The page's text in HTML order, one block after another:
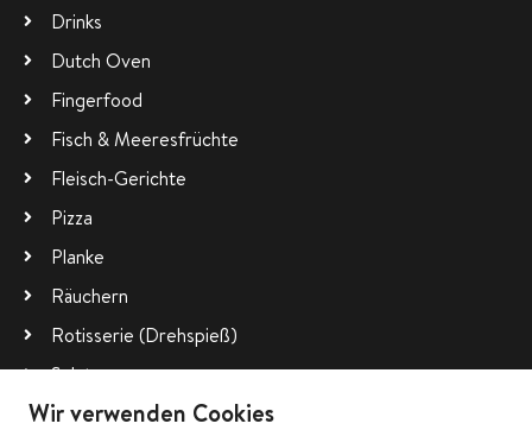
Drinks
Dutch Oven
Fingerfood
Fisch & Meeresfrüchte
Fleisch-Gerichte
Pizza
Planke
Räuchern
Rotisserie (Drehspieß)
Salate
Vegetarisch
Wir verwenden Cookies